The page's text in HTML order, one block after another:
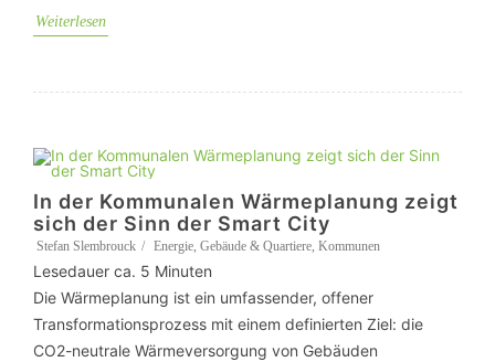
Weiterlesen
In der Kommunalen Wärmeplanung zeigt
sich der Sinn der Smart City
Stefan Slembrouck Energie Gebäude & Quartiere Kommunen
Lesedauer ca. 5 Minuten
Die Wärmeplanung ist ein umfassender, offener
Transformationsprozess mit einem definierten Ziel: die
CO2-neutrale Wärmeversorgung von Gebäuden